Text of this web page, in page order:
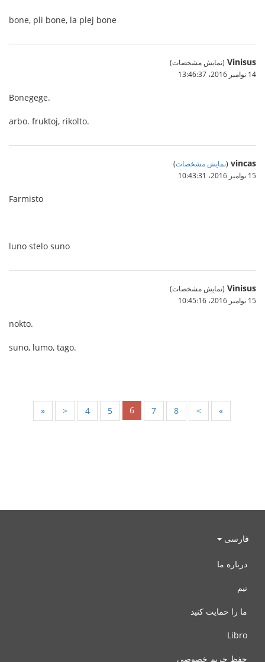
bone, pli bone, la plej bone
Vinisus (نمایش مشخصات)
14 نوامبر 2016،‏ 13:46:37
Bonegege.
arbo. fruktoj, rikolto.
vincas
(نمایش مشخصات)
15 نوامبر 2016،‏ 10:43:31
Farmisto
luno stelo suno
Vinisus (نمایش مشخصات)
15 نوامبر 2016،‏ 10:45:16
nokto.
suno, lumo, tago.
« < 4 5 6 7 8 > »
فارسی
درباره ما
تیم
ما را حمایت کنید
Libro
حفظ حریم خصوصی